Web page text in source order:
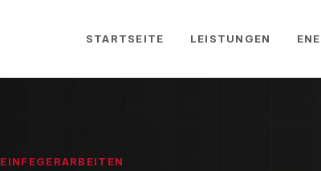
STARTSEITE LEISTUNGEN